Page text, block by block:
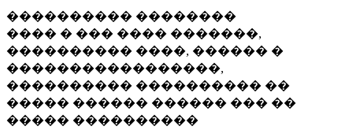
���������� ��������
���� � ��� ���� �������,
���������� ����, ������ �
�����������������,
���������� ���������� ��
����� ������ ������ ��� ��
����� ����������